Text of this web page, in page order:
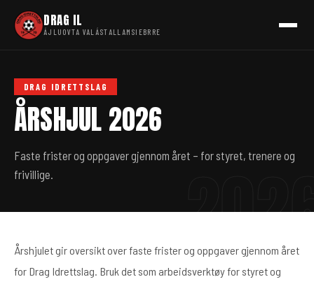
DRAG IL
ÁJLUOVTA VALÁSTALLAMSIEBRRE
DRAG IDRETTSLAG
ÅRSHJUL 2026
Faste frister og oppgaver gjennom året – for styret, trenere og
frivillige.
Årshjulet gir oversikt over faste frister og oppgaver gjennom året
for Drag Idrettslag. Bruk det som arbeidsverktøy for styret og